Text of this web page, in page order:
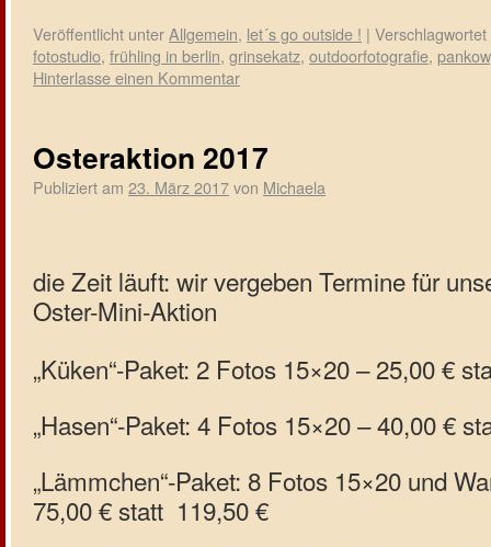
Veröffentlicht unterAllgemein, let´s go outside ! | Verschlagwortet
fotostudio, frühling in berlin, grinsekatz, outdoorfotografie, pankow
Hinterlasse einen Kommentar
Osteraktion 2017
Publiziert am 23. März 2017von Michaela
die Zeit läuft: wir vergeben Termine für
Oster-Mini-Aktion
„Küken“-Paket: 2 Fotos 15×20 – 25,00 €
„Hasen“-Paket: 4 Fotos 15×20 – 40,00 €
„Lämmchen“-Paket: 8 Fotos 15×20 und
75,00 € statt 119,50 €